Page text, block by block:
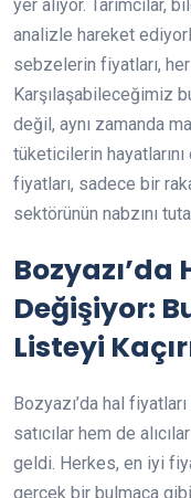
yer alıyor.
analizle hareket
sebzelerin fiyatları,
Karşılaşabileceğimiz
değil, aynı zamanda
tüketicilerin hayatlarını
fiyatları, sadece bir
sektörünün nabzını
Bozyazı’da
Değişiyor:
Listeyi
Bozyazı’da hal
satıcılar hem de
geldi. Herkes, en iyi
gerçek bir bulmaca